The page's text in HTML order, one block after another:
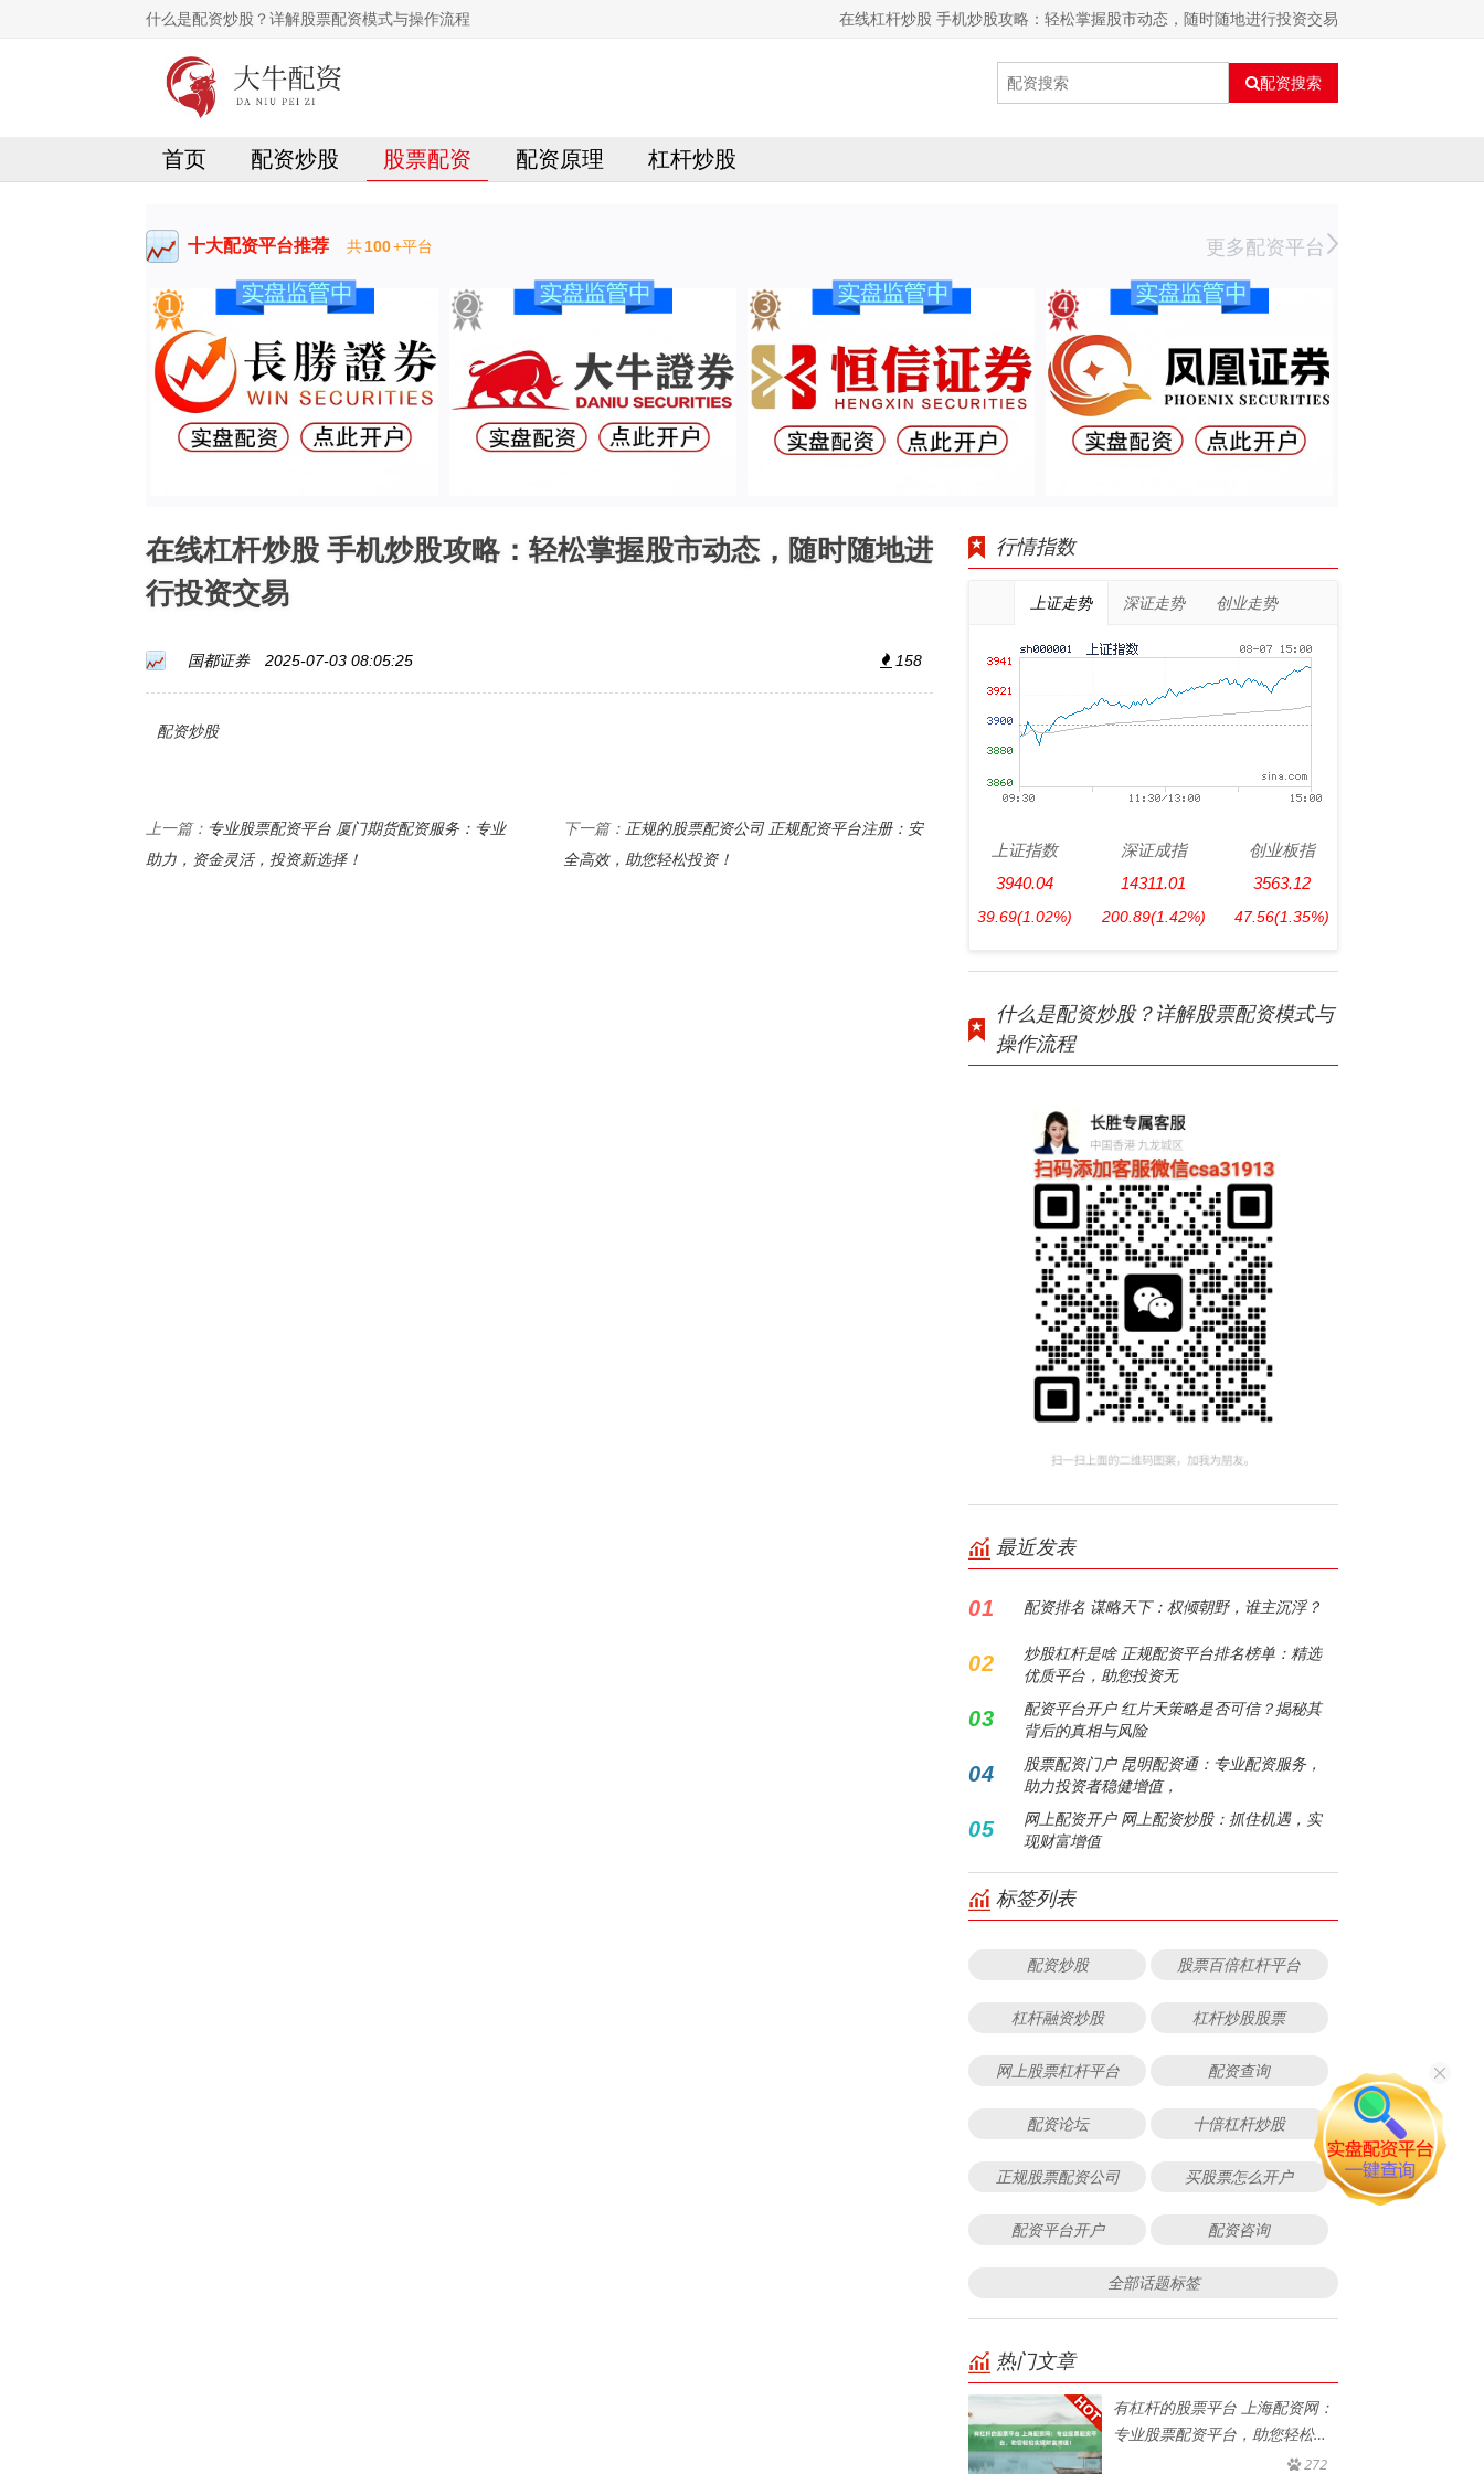
什么是配资炒股？详解股票配资模式与操作流程 在线杠杆炒股 手机炒股攻略：轻松掌握股市动态，随时随地进行投资交易
配资搜索
首页 配资炒股 股票配资 配资原理 杠杆炒股
十大配资平台推荐 共100+平台 更多配资平台
在线杠杆炒股 手机炒股攻略：轻松掌握股市动态，随时随地进
行投资交易
国都证券 2025-07-03 08:05:25 158
配资炒股
上一篇： 专业股票配资平台 厦门期货配资服务：专业
助力，资金灵活，投资新选择！
下一篇： 正规的股票配资公司 正规配资平台注册：安
全高效，助您轻松投资！
行情指数
上证走势 深证走势 创业走势
上证指数
3940.04
39.69(1.02%)
深证成指
14311.01
200.89(1.42%)
创业板指
3563.12
47.56(1.35%)
什么是配资炒股？详解股票配资模式与
操作流程
最近发表
01 配资排名 谋略天下：权倾朝野，谁主沉浮？
02
炒股杠杆是啥 正规配资平台排名榜单：精选
优质平台，助您投资无
03
配资平台开户 红片天策略是否可信？揭秘其
背后的真相与风险
04
股票配资门户 昆明配资通：专业配资服务，
助力投资者稳健增值，
05
网上配资开户 网上配资炒股：抓住机遇，实
现财富增值
标签列表
配资炒股 股票百倍杠杆平台
杠杆融资炒股 杠杆炒股股票
网上股票杠杆平台 配资查询
配资论坛 十倍杠杆炒股
正规股票配资公司 买股票怎么开户
配资平台开户 配资咨询
全部话题标签
热门文章
有杠杆的股票平台 上海配资网：
专业股票配资平台，助您轻松实
272